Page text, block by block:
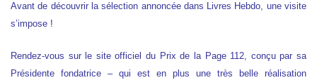
Avant de découvrir lasélection annoncée dans Livres Hebdo, une visite
s’impose !
Rendez-vous sur le site officiel du Prix de la Page 112, conçu par sa
Présidente fondatrice – qui est en plus une très belle réalisation